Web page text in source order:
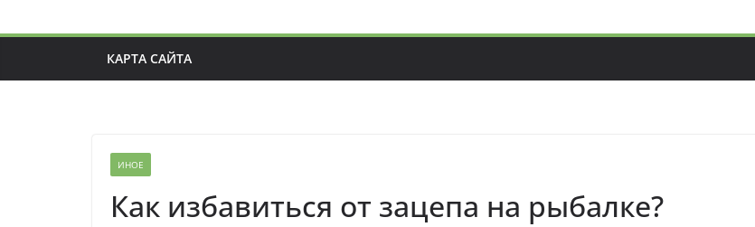
КАРТА САЙТА
ИНОЕ
Как избавиться от зацепа на рыбалке?